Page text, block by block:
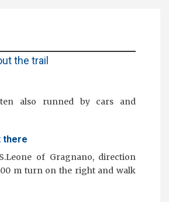
the trail
also runned by cars and
there
of Gragnano, direction
m turn on the right and walk